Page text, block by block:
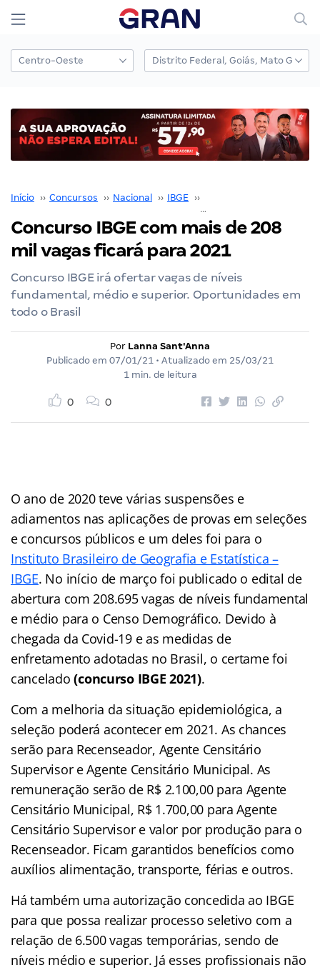
Início ›› Concursos ›› Nacional ›› IBGE ››
Concurso IBGE com mais de 208
mil vagas ficará para 2021
Concurso IBGE irá ofertar vagas de níveis
fundamental, médio e superior. Oportunidades em
todo o Brasil
Por Lanna Sant'Anna
Publicado em 07/01/21 • Atualizado em 25/03/21
1 min. de leitura
0 0
O ano de 2020 teve várias suspensões e
adiamentos nas aplicações de provas em seleções
e concursos públicos e um deles foi para o
Instituto Brasileiro de Geografia e Estatística –
IBGE. No início de março foi publicado o edital de
abertura com 208.695 vagas de níveis fundamental
e médio para o Censo Demográfico. Devido à
chegada da Covid-19 e as medidas de
enfretamento adotadas no Brasil, o certame foi
cancelado(concurso IBGE 2021).
Com a melhoria da situação epidemiológica, a
seleção poderá acontecer em 2021. As chances
serão para Recenseador, Agente Censitário
Supervisor e Agente Censitário Municipal. As
remuneração serão de R$ 2.100,00 para Agente
Censitário Municipal, R$ 1.700,00 para Agente
Censitário Supervisor e valor por produção para o
Recenseador. Ficam garantidos benefícios como
auxílios alimentação, transporte, férias e outros.
Há também uma autorização concedida ao IBGE
para que possa realizar processo seletivo com a
relação de 6.500 vagas temporárias, sendo de
níveis médio e superior. Já esses profissionais não